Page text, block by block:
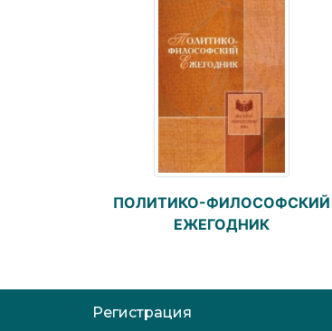
ПОЛИТИКО-ФИЛОСОФСКИЙ
ЕЖЕГОДНИК
Регистрация